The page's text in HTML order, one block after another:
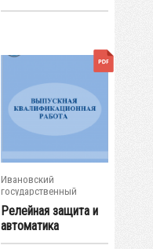
плана малого...
Ивановский
государственный
энергетический...
Релейная защита и
автоматика
параллельных